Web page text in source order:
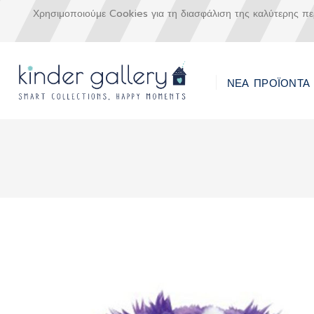
Χρησιμοποιούμε Cookies για τη διασφάλιση της καλύτερης
ΝΕΑ ΠΡΟΪΟΝΤΑ